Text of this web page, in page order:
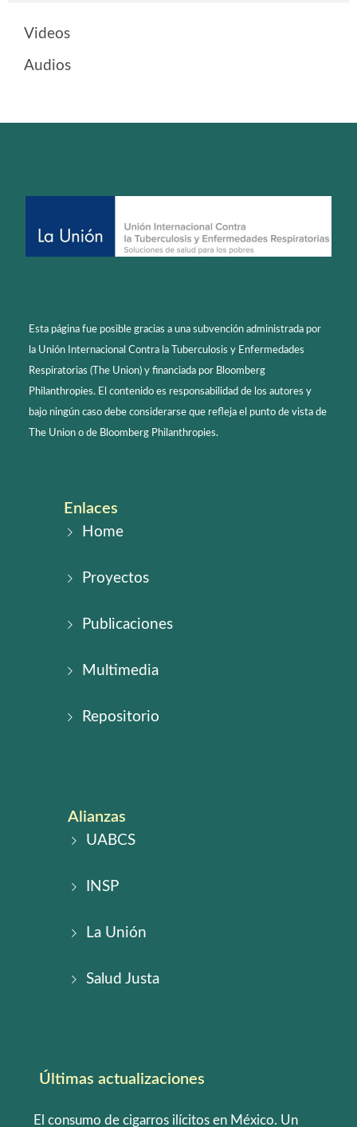
Videos
Audios
Esta página fue posible gracias a una subvención administrada por
la Unión Internacional Contra la Tuberculosis y Enfermedades
Respiratorias (The Union) y financiada por Bloomberg
Philanthropies. El contenido es responsabilidad de los autores y
bajo ningún caso debe considerarse que refleja el punto de vista de
The Union o de Bloomberg Philanthropies.
Enlaces
Home
Proyectos
Publicaciones
Multimedia
Repositorio
Alianzas
UABCS
INSP
La Unión
Salud Justa
Últimas actualizaciones
El consumo de cigarros ilícitos en México. Un